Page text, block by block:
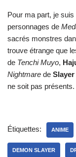
Pour ma part, je
personnages de
sacrés monstres
trouve étrange que
de Tenchi Muyo,
Nightmare de Slayer
ne soit pas présents.
Étiquettes: ANIME
DEMON SLAYER